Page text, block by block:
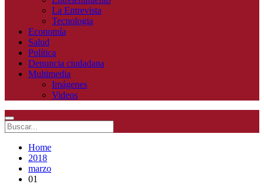
La Entrevista
Tecnologia
Economía
Salud
Política
Denuncia ciudadana
Multimedia
Imágenes
Videos
Home
2018
marzo
01